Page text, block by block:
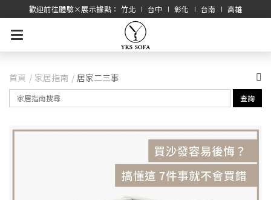
歡迎前往體驗×展示據點： 竹北 ∣ 台中 ∣ 彰化 ∣ 台南 ∣ 高雄
首頁 家居指南 居家二三事
查詢